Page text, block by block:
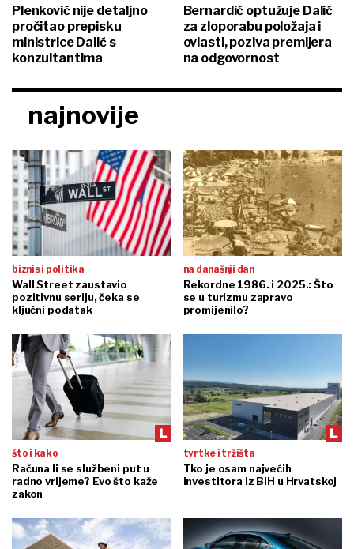
Plenković nije detaljno
pročitao prepisku
ministrice Dalić s
konzultantima
Bernardić optužuje Dalić
za zloporabu položaja i
ovlasti, poziva premijera
na odgovornost
najnovije
biznis i politika
Wall Street zaustavio
pozitivnu seriju, čeka se
ključni podatak
na današnji dan
Rekordne 1986. i 2025.: Što
se u turizmu zapravo
promijenilo?
što i kako
Računa li se službeni put u
radno vrijeme? Evo što kaže
zakon
tvrtke i tržišta
Tko je osam najvećih
investitora iz BiH u Hrvatskoj